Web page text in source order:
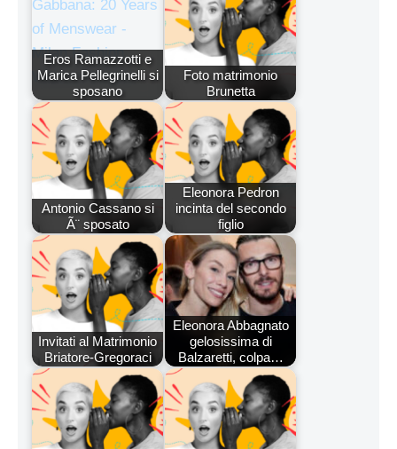
Eros Ramazzotti e
Marica Pellegrinelli si
sposano
Foto matrimonio
Brunetta
Antonio Cassano si
Ã¨ sposato
Eleonora Pedron
incinta del secondo
figlio
Invitati al Matrimonio
Briatore-Gregoraci
Eleonora Abbagnato
gelosissima di
Balzaretti, colpa…